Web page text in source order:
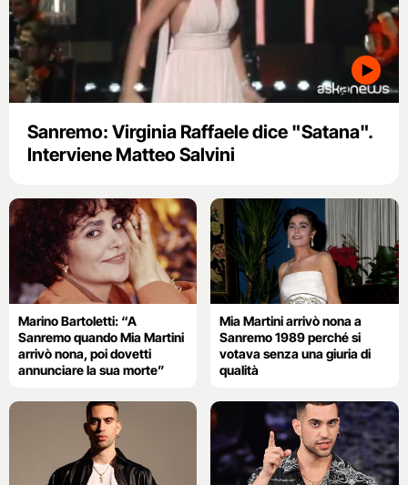
Sanremo: Virginia Raffaele dice "Satana".
Interviene Matteo Salvini
Marino Bartoletti: “A
Sanremo quando Mia Martini
arrivò nona, poi dovetti
annunciare la sua morte”
Mia Martini arrivò nona a
Sanremo 1989 perché si
votava senza una giuria di
qualità